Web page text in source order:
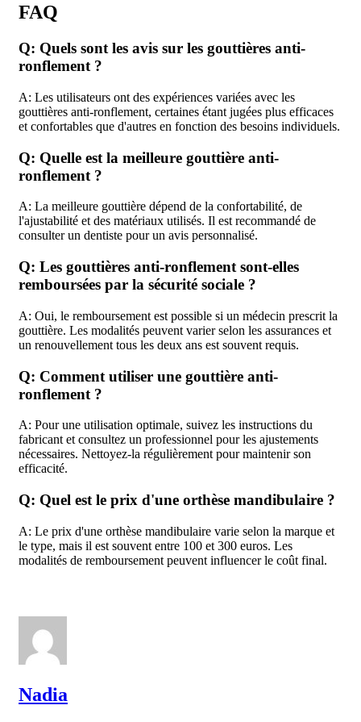
FAQ
Q: Quels sont les avis sur les gouttières anti-
ronflement ?
A: Les utilisateurs ont des expériences variées avec les
gouttières anti-ronflement, certaines étant jugées plus efficaces
et confortables que d'autres en fonction des besoins individuels.
Q: Quelle est la meilleure gouttière anti-
ronflement ?
A: La meilleure gouttière dépend de la confortabilité, de
l'ajustabilité et des matériaux utilisés. Il est recommandé de
consulter un dentiste pour un avis personnalisé.
Q: Les gouttières anti-ronflement sont-elles
remboursées par la sécurité sociale ?
A: Oui, le remboursement est possible si un médecin prescrit la
gouttière. Les modalités peuvent varier selon les assurances et
un renouvellement tous les deux ans est souvent requis.
Q: Comment utiliser une gouttière anti-
ronflement ?
A: Pour une utilisation optimale, suivez les instructions du
fabricant et consultez un professionnel pour les ajustements
nécessaires. Nettoyez-la régulièrement pour maintenir son
efficacité.
Q: Quel est le prix d'une orthèse mandibulaire ?
A: Le prix d'une orthèse mandibulaire varie selon la marque et
le type, mais il est souvent entre 100 et 300 euros. Les
modalités de remboursement peuvent influencer le coût final.
Nadia